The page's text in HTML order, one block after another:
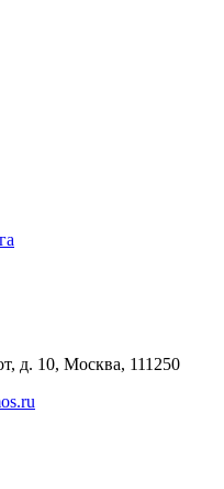
д. 10, Москва, 111250